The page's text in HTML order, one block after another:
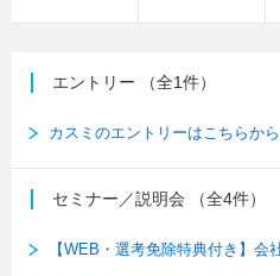
エントリー （全1件）
カスミのエントリーはこちらから
セミナー／説明会 （全4件）
【WEB・選考免除特典付き】会